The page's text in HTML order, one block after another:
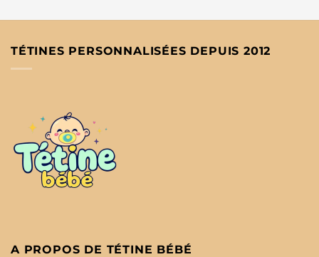
TÉTINES PERSONNALISÉES DEPUIS 2012
A PROPOS DE TÉTINE BÉBÉ